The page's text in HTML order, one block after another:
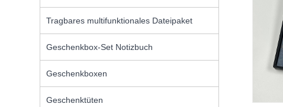
Tragbares multifunktionales Dateipaket
Geschenkbox-Set Notizbuch
Geschenkboxen
Geschenktüten